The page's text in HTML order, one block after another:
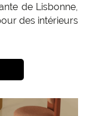
de Lisbonne,
des intérieurs